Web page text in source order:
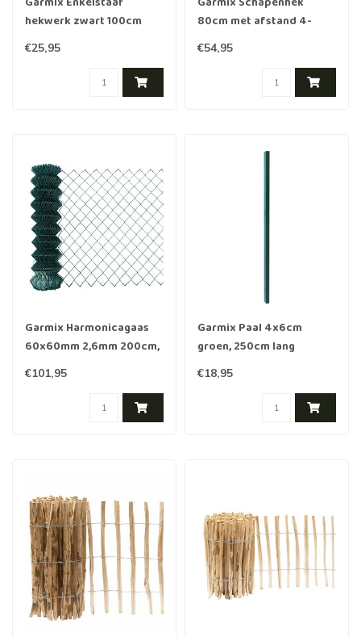
hekwerk zwart 100cm
hoog 250cm breed
€25,95
80cm met afstand 4-
5cm, 5m
€54,95
Garmix Harmonicagaas
60x60mm 2,6mm 200cm,
15m groen
€101,95
Garmix Paal 4x6cm
groen, 250cm lang
€18,95